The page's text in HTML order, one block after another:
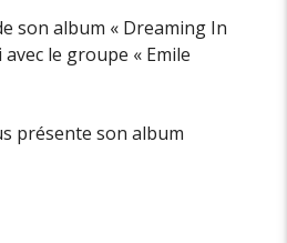
son album « Dreaming In
le groupe « Emile
présente son album